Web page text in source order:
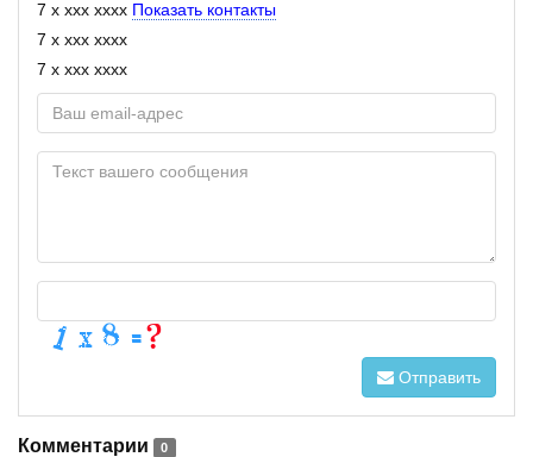
7 x xxx xxxx Показать контакты
7 x xxx xxxx
7 x xxx xxxx
Отправить
Комментарии 0